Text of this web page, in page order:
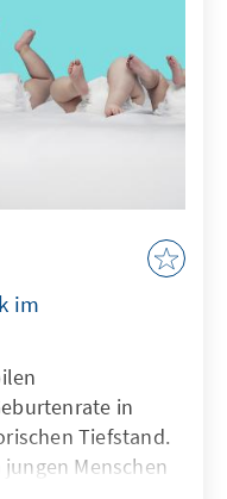
im
in
Tiefstand.
Menschen